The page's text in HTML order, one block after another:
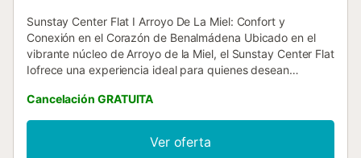
Sunstay Center Flat I Arroyo De La Miel: Confort y
Conexión en el Corazón de Benalmádena Ubicado en el
vibrante núcleo de Arroyo de la Miel, el Sunstay Center Flat
Iofrece una experiencia ideal para quienes desean
bien conectada. Este moderno apartamento combina
confort, funcionalidad y cercanía a las principales
atracciones de la Costa del Sol, proporcionando un
espacio acogedor para parejas o viajeros individuales. El
Cancelación GRATUITA
Ver oferta